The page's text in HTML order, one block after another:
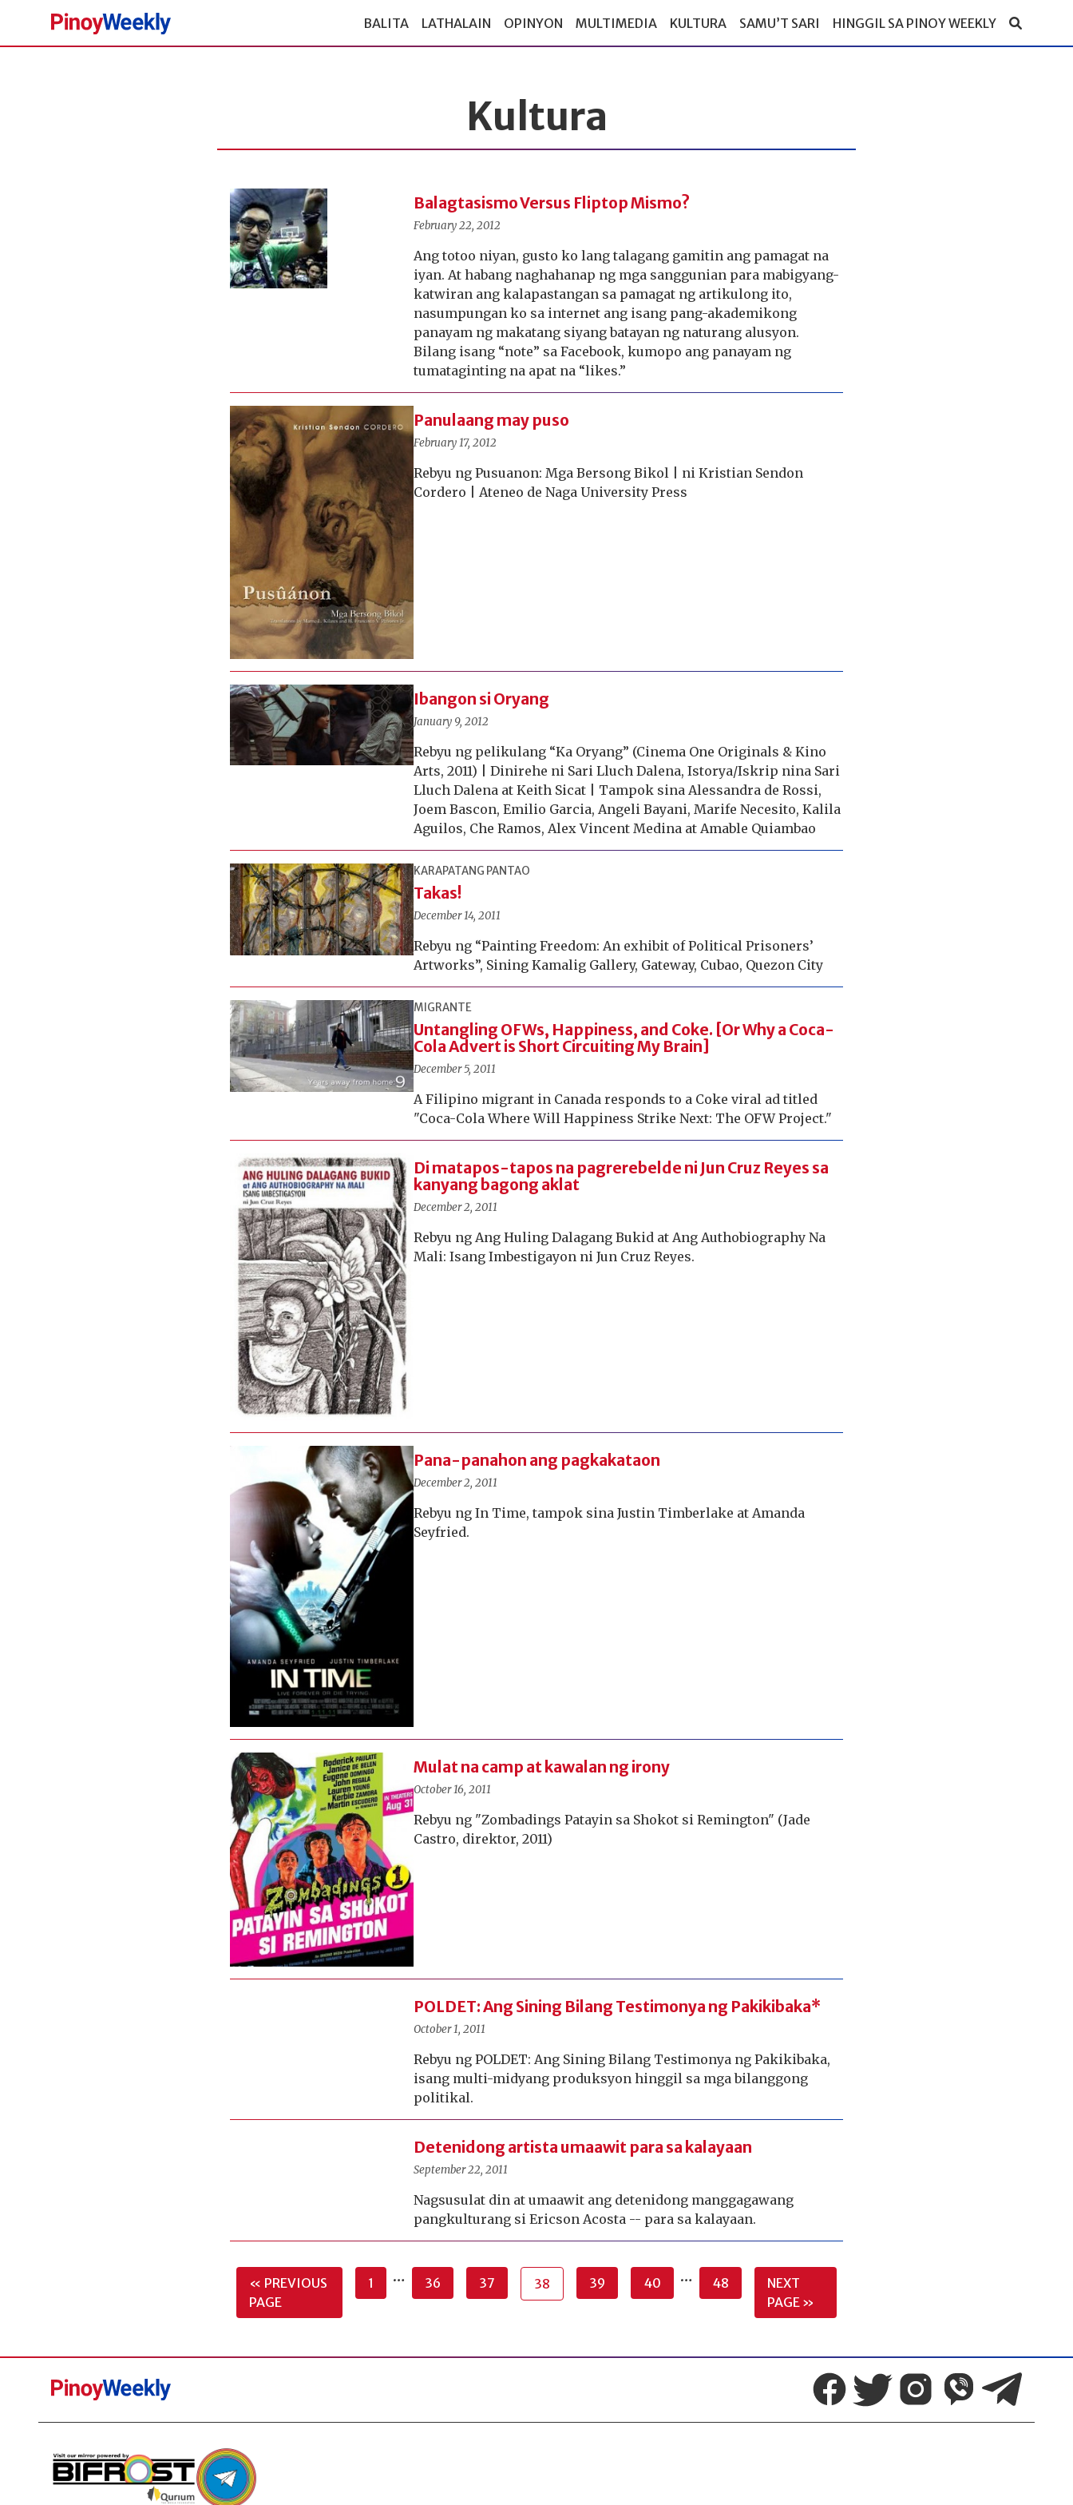
Pinoy
BALITA LATHALAIN OPINYON MULTIMEDIA KULTURA SAMU’T SARI HINGGIL SA PINOY WEEKLY
Kultura
Balagtasismo Versus Fliptop Mismo?
February 22, 2012
Ang totoo niyan, gusto ko lang talagang gamitin ang pamagat na
iyan. At habang naghahanap ng mga sanggunian para mabigyang-
katwiran ang kalapastangan sa pamagat ng artikulong ito,
nasumpungan ko sa internet ang isang pang-akademikong
panayam ng makatang siyang batayan ng naturang alusyon.
Bilang isang “note” sa Facebook, kumopo ang panayam ng
tumataginting na apat na “likes.”
Panulaang may puso
February 17, 2012
Rebyu ng Pusuanon: Mga Bersong Bikol | ni Kristian Sendon
Cordero | Ateneo de Naga University Press
Ibangon si Oryang
January 9, 2012
Rebyu ng pelikulang “Ka Oryang” (Cinema One Originals & Kino
Arts, 2011) | Dinirehe ni Sari Lluch Dalena, Istorya/Iskrip nina Sari
Lluch Dalena at Keith Sicat | Tampok sina Alessandra de Rossi,
Joem Bascon, Emilio Garcia, Angeli Bayani, Marife Necesito, Kalila
Aguilos, Che Ramos, Alex Vincent Medina at Amable Quiambao
KARAPATANG PANTAO
Takas!
December 14, 2011
Rebyu ng “Painting Freedom: An exhibit of Political Prisoners’
Artworks”, Sining Kamalig Gallery, Gateway, Cubao, Quezon City
MIGRANTE
Untangling OFWs, Happiness, and Coke. [Or Why a Coca-
Cola Advert is Short Circuiting My Brain]
December 5, 2011
A Filipino migrant in Canada responds to a Coke viral ad titled
"Coca-Cola Where Will Happiness Strike Next: The OFW Project."
Di matapos-tapos na pagrerebelde ni Jun Cruz Reyes sa
kanyang bagong aklat
December 2, 2011
Rebyu ng Ang Huling Dalagang Bukid at Ang Authobiography Na
Mali: Isang Imbestigayon ni Jun Cruz Reyes.
Pana-panahon ang pagkakataon
December 2, 2011
Rebyu ng In Time, tampok sina Justin Timberlake at Amanda
Seyfried.
Mulat na camp at kawalan ng irony
October 16, 2011
Rebyu ng "Zombadings Patayin sa Shokot si Remington" (Jade
Castro, direktor, 2011)
POLDET: Ang Sining Bilang Testimonya ng Pakikibaka*
October 1, 2011
Rebyu ng POLDET: Ang Sining Bilang Testimonya ng Pakikibaka,
isang multi-midyang produksyon hinggil sa mga bilanggong
politikal.
Detenidong artista umaawit para sa kalayaan
September 22, 2011
Nagsusulat din at umaawit ang detenidong manggagawang
pangkulturang si Ericson Acosta -- para sa kalayaan.
« PREVIOUS
PAGE
1 … 36 37 38 39 40 … 48
NEXT
PAGE »
Pinoy
Weekly